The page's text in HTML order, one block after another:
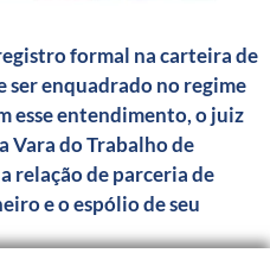
formal na carteira de
ser enquadrado no regime
esse entendimento, o juiz
Vara do Trabalho de
relação de parceria de
e o espólio de seu